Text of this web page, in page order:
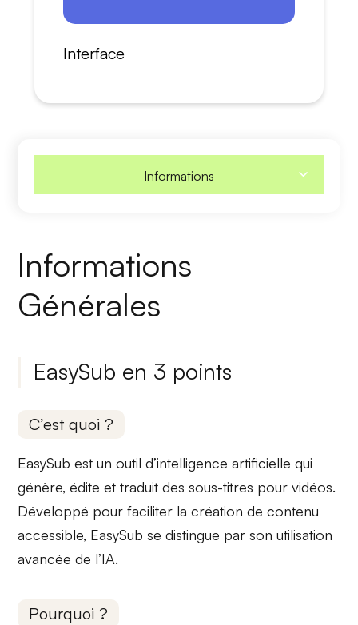
Interface
Informations
Informations
Générales
EasySub en 3 points
C’est quoi ?
EasySub est un outil d’intelligence artificielle qui
génère, édite et traduit des sous-titres pour vidéos.
Développé pour faciliter la création de contenu
accessible, EasySub se distingue par son utilisation
avancée de l’IA.
Pourquoi ?